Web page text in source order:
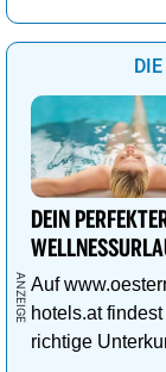
DEIN
Auf
hotels.at
richtige